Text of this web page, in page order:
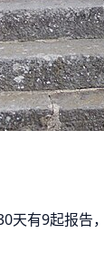
有9起报